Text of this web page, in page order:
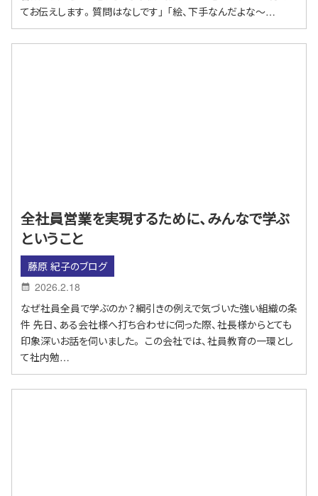
てお伝えします。質問はなしです」 「絵、下手なんだよな～…
全社員営業を実現するために、みんなで学ぶ
ということ
藤原 紀子のブログ
2026.2.18
なぜ社員全員で学ぶのか？綱引きの例えで気づいた強い組織の条
件 先日、ある会社様へ打ち合わせに伺った際、社長様からとても
印象深いお話を伺いました。 この会社では、社員教育の一環とし
て社内勉…